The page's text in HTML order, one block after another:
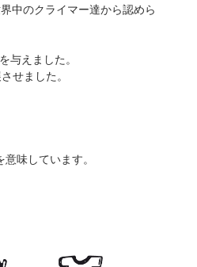
中のクライマー達から認めら
与えました。
せました。
味しています。